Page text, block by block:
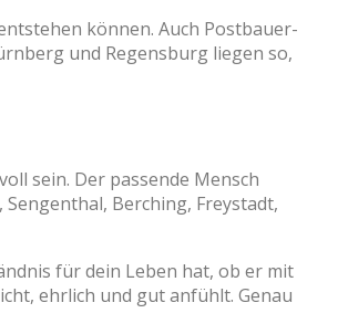
können. Auch Postbauer-
und Regensburg liegen so,
sein. Der passende Mensch
Berching, Freystadt,
für dein Leben hat, ob er mit
ehrlich und gut anfühlt. Genau